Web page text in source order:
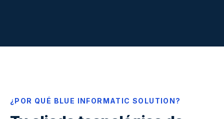
¿POR QUÉ BLUE INFORMATIC SOLUTION?